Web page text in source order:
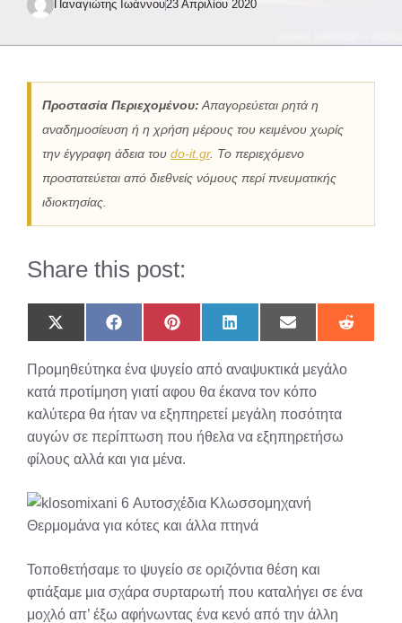
Παναγιώτης Ιωάννου23 Απριλίου 2020
Προστασία Περιεχομένου: Απαγορεύεται ρητά η
αναδημοσίευση ή η χρήση μέρους του κειμένου χωρίς
την έγγραφη άδεια του do-it.gr. Το περιεχόμενο
προστατεύεται από διεθνείς νόμους περί πνευματικής
ιδιοκτησίας.
Share this post:
Share
on
(Twitter)
Share
on
Share
on
Share
on
Share
on
Share
on
Προμηθεύτηκα ένα ψυγείο από αναψυκτικά μεγάλο
κατά προτίμηση γιατί αφου θα έκανα τον κόπο
καλύτερα θα ήταν να εξηπηρετεί μεγάλη ποσότητα
αυγών σε περίπτωση που ήθελα να εξηπηρετήσω
φίλους αλλά και για μένα.
Τοποθετήσαμε το ψυγείο σε οριζόντια θέση και
φτιάξαμε μια σχάρα συρταρωτή που καταλήγει σε ένα
μοχλό απ’ έξω αφήνωντας ένα κενό από την άλλη